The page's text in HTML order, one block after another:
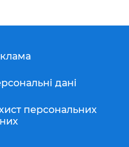
дані
персональних